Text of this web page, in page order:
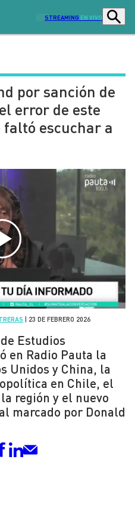
STREAMING EN VIVO
Programas
Actualidad
Economía
Deportes
Opinión
Señal 2
por sanción de
error de este
faltó escuchar a
23 DE FEBRERO 2026
Estudios
en Radio Pauta la
Unidos y China, la
en Chile, el
región y el nuevo
marcado por Donald